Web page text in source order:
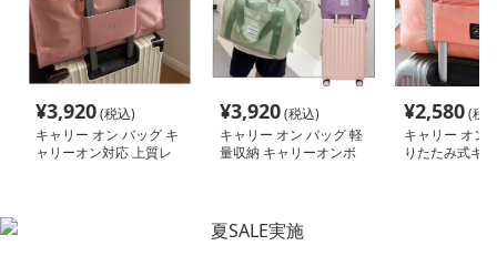
¥3,920(税込)
キャリー オン バッグ キ
ャリーオン対応 上質レ
¥3,920(税込)
キャリー オン バッグ 軽
量収納 キャリーオンボ
¥2,580(税
キャリー オン
りたたみ式キ